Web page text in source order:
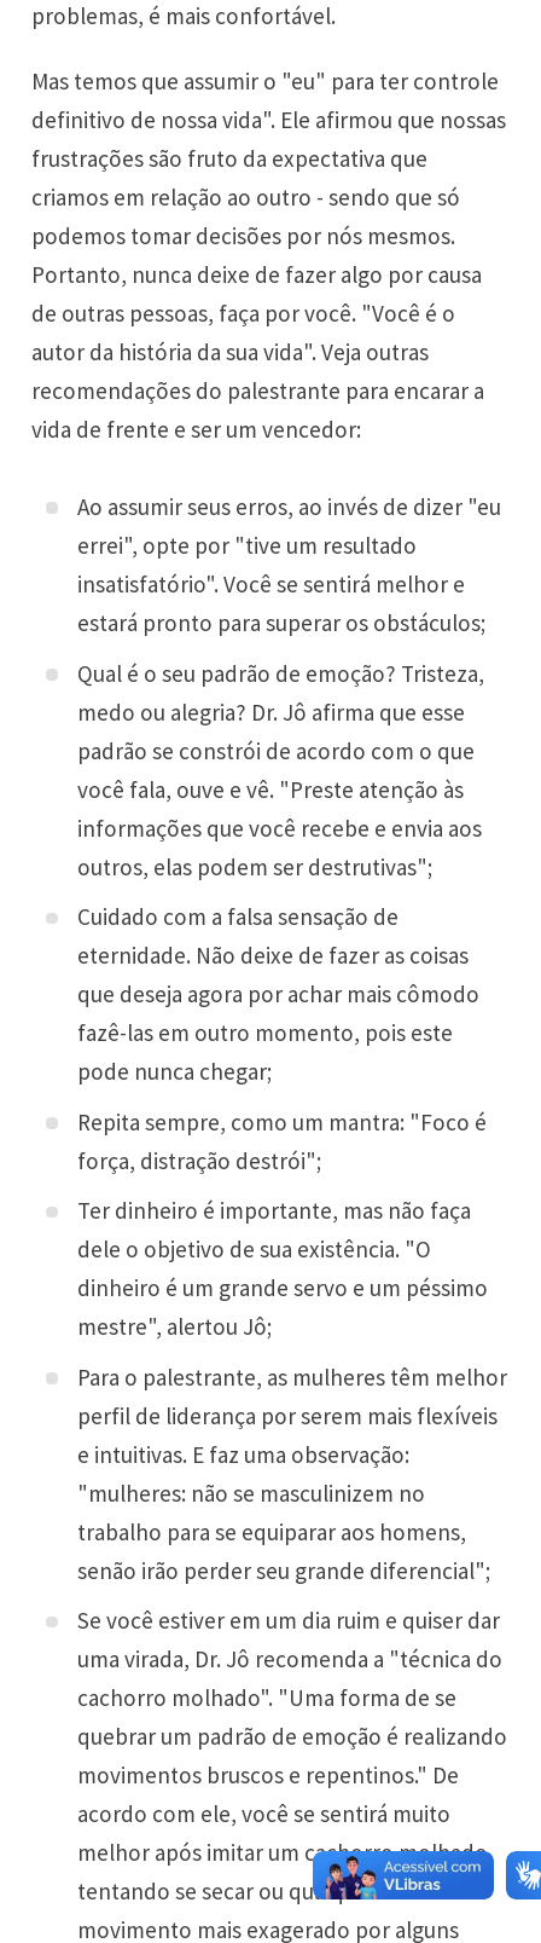
problemas, é mais confortável.
Mas temos que assumir o "eu" para ter controle
definitivo de nossa vida". Ele afirmou que nossas
frustrações são fruto da expectativa que
criamos em relação ao outro - sendo que só
podemos tomar decisões por nós mesmos.
Portanto, nunca deixe de fazer algo por causa
de outras pessoas, faça por você. "Você é o
autor da história da sua vida". Veja outras
recomendações do palestrante para encarar a
vida de frente e ser um vencedor:
Ao assumir seus erros, ao invés de dizer "eu
errei", opte por "tive um resultado
insatisfatório". Você se sentirá melhor e
estará pronto para superar os obstáculos;
Qual é o seu padrão de emoção? Tristeza,
medo ou alegria? Dr. Jô afirma que esse
padrão se constrói de acordo com o que
você fala, ouve e vê. "Preste atenção às
informações que você recebe e envia aos
outros, elas podem ser destrutivas";
Cuidado com a falsa sensação de
eternidade. Não deixe de fazer as coisas
que deseja agora por achar mais cômodo
fazê-las em outro momento, pois este
pode nunca chegar;
Repita sempre, como um mantra: "Foco é
força, distração destrói";
Ter dinheiro é importante, mas não faça
dele o objetivo de sua existência. "O
dinheiro é um grande servo e um péssimo
mestre", alertou Jô;
Para o palestrante, as mulheres têm melhor
perfil de liderança por serem mais flexíveis
e intuitivas. E faz uma observação:
"mulheres: não se masculinizem no
trabalho para se equiparar aos homens,
senão irão perder seu grande diferencial";
Se você estiver em um dia ruim e quiser dar
uma virada, Dr. Jô recomenda a "técnica do
cachorro molhado". "Uma forma de se
quebrar um padrão de emoção é realizando
movimentos bruscos e repentinos." De
acordo com ele, você se sentirá muito
melhor após imitar um cachorro molhado
tentando se secar ou qualquer outro
movimento mais exagerado por alguns